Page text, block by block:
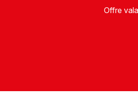
Offre